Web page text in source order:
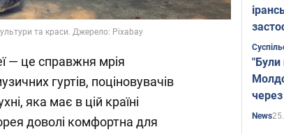
та краси. Джерело: Pixabay
— це справжня мрія
гуртів, поціновувачів
яка має в цій країні
доволі комфортна для
"Були
News